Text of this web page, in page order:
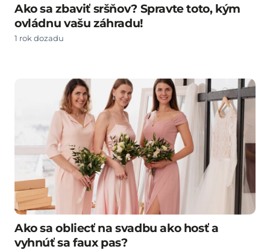
Ako sa zbaviť sršňov? Spravte toto, kým
ovládnu vašu záhradu!
1 rok dozadu
Ako sa obliecť na svadbu ako hosť a
vyhnúť sa faux pas?